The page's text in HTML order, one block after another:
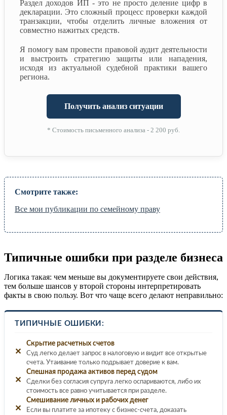
Раздел доходов ИП - это не просто деление цифр в
декларации. Это сложный процесс проверки каждой
транзакции, чтобы отделить личные вложения от
совместно нажитых средств.
Я помогу вам провести правовой аудит деятельности
и выстроить стратегию защиты или нападения,
исходя из актуальной судебной практики вашего
региона.
Получить анализ ситуации
* Стоимость письменного анализа - 2 200 руб.
Смотрите также:
Все мои публикации по семейному праву
Типичные ошибки при разделе бизнеса
Логика такая: чем меньше вы документируете свои действия,
тем больше шансов у второй стороны интерпретировать
факты в свою пользу. Вот что чаще всего делают неправильно:
ТИПИЧНЫЕ ОШИБКИ:
✕
Скрытие расчетных счетов
Суд легко делает запрос в налоговую и видит все открытые
счета. Утаивание только подрывает доверие к вам.
✕
Спешная продажа активов перед судом
Сделки без согласия супруга легко оспариваются, либо их
стоимость все равно учитывается при разделе.
✕
Смешивание личных и рабочих денег
Если вы платите за ипотеку с бизнес-счета, доказать